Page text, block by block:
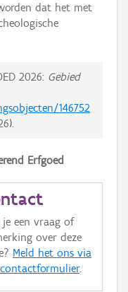
dat het met
2026: Gebied
146752
).
Erfgoed
je een vraag of
over deze
Meld het ons via
.